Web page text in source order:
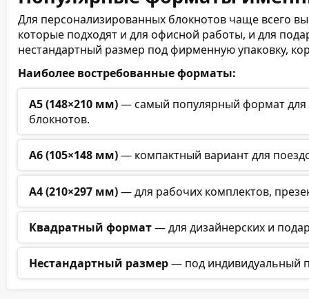
146 (73 листа)
148 (74 листа)
150 (75 листов)
152 (76 листов)
156 (78 листов)
158 (79 листов)
162 (81 лист)
Для персонализированных блокнотов чаще всего
которые подходят и для офисной работы, и для
нестандартный размер под фирменную упаковку,
Наиболее востребованные форматы:
А5 (148×210 мм)— самый популярный формат для
блокнотов.
А6 (105×148 мм)— компактный вариант для
А4 (210×297 мм)— для рабочих комплектов,
Квадратный формат— для дизайнерских и
Нестандартный размер— под индивидуальный